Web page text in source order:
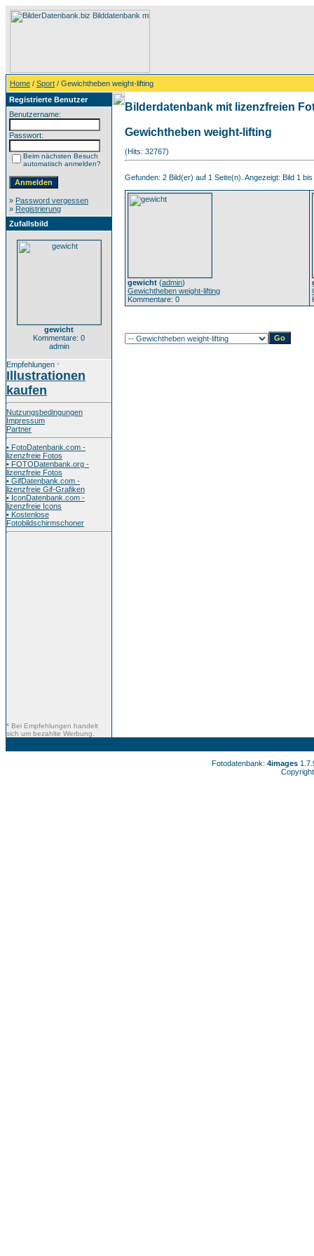
Home / Sport / Gewichtheben weight-lifting
Registrierte Benutzer
Benutzername:
Passwort:
Beim nächsten Besuch
automatisch anmelden?
» Password vergessen
» Registrierung
Zufallsbild
gewicht
Kommentare: 0
admin
Empfehlungen *
Illustrationen
kaufen
Nutzungsbedingungen
Impressum
Partner
• FotoDatenbank.com -
lizenzfreie Fotos
• FOTODatenbank.org -
lizenzfreie Fotos
• GifDatenbank.com -
lizenzfreie Gif-Grafiken
• IconDatenbank.com -
lizenzfreie Icons
• Kostenlose
Fotobildschirmschoner
* Bei Empfehlungen handelt
sich um bezahlte Werbung.
Bilderdatenbank mit lizenzfreien
Gewichtheben weight-lifting
(Hits: 32767)
Gefunden: 2 Bild(er) auf 1 Seite(n). Angezeigt: Bild 1 bis
gewicht (admin)
Gewichtheben weight-lifting
Kommentare: 0
Fotodatenbank: 4images